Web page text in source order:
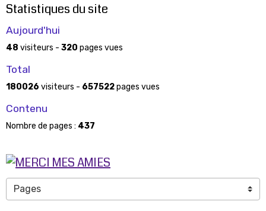
Statistiques du site
Aujourd'hui
48 visiteurs - 320 pages vues
Total
180026 visiteurs - 657522pages vues
Contenu
Nombre de pages : 437